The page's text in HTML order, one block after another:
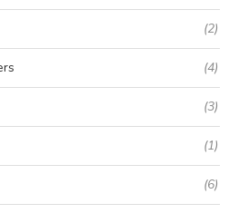
(2)
(4)
(3)
(1)
(6)